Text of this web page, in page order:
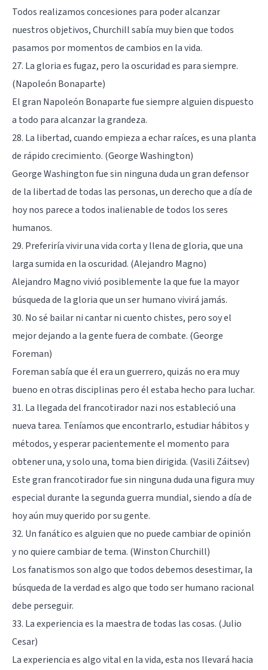
Todos realizamos concesiones para poder alcanzar
nuestros objetivos, Churchill sabía muy bien que todos
pasamos por momentos de cambios en la vida.
27. La gloria es fugaz, pero la oscuridad es para siempre.
(Napoleón Bonaparte)
El gran Napoleón Bonaparte fue siempre alguien dispuesto
a todo para alcanzar la grandeza.
28. La libertad, cuando empieza a echar raíces, es una planta
de rápido crecimiento. (George Washington)
George Washington fue sin ninguna duda un gran defensor
de la libertad de todas las personas, un derecho que a día de
hoy nos parece a todos inalienable de todos los seres
humanos.
29. Preferiría vivir una vida corta y llena de gloria, que una
larga sumida en la oscuridad. (Alejandro Magno)
Alejandro Magno vivió posiblemente la que fue la mayor
búsqueda de la gloria que un ser humano vivirá jamás.
30. No sé bailar ni cantar ni cuento chistes, pero soy el
mejor dejando a la gente fuera de combate. (George
Foreman)
Foreman sabía que él era un guerrero, quizás no era muy
bueno en otras disciplinas pero él estaba hecho para luchar.
31. La llegada del francotirador nazi nos estableció una
nueva tarea. Teníamos que encontrarlo, estudiar hábitos y
métodos, y esperar pacientemente el momento para
obtener una, y solo una, toma bien dirigida. (Vasili Záitsev)
Este gran francotirador fue sin ninguna duda una figura muy
especial durante la segunda guerra mundial, siendo a día de
hoy aún muy querido por su gente.
32. Un fanático es alguien que no puede cambiar de opinión
y no quiere cambiar de tema. (Winston Churchill)
Los fanatismos son algo que todos debemos desestimar, la
búsqueda de la verdad es algo que todo ser humano racional
debe perseguir.
33. La experiencia es la maestra de todas las cosas. (Julio
Cesar)
La experiencia es algo vital en la vida, esta nos llevará hacia